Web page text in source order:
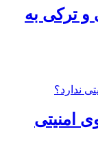
و ترکی به
امنیتی